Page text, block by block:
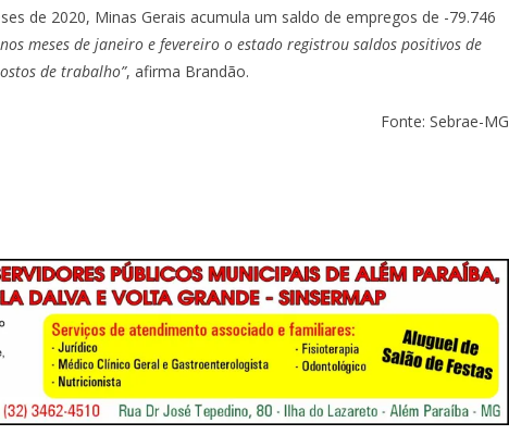
de 2020, Minas Gerais acumula um saldo de empregos de -79.746
meses de janeiro e fevereiro o estado registrou saldos positivos de
de trabalho”, afirma Brandão.
Fonte: Sebrae-MG